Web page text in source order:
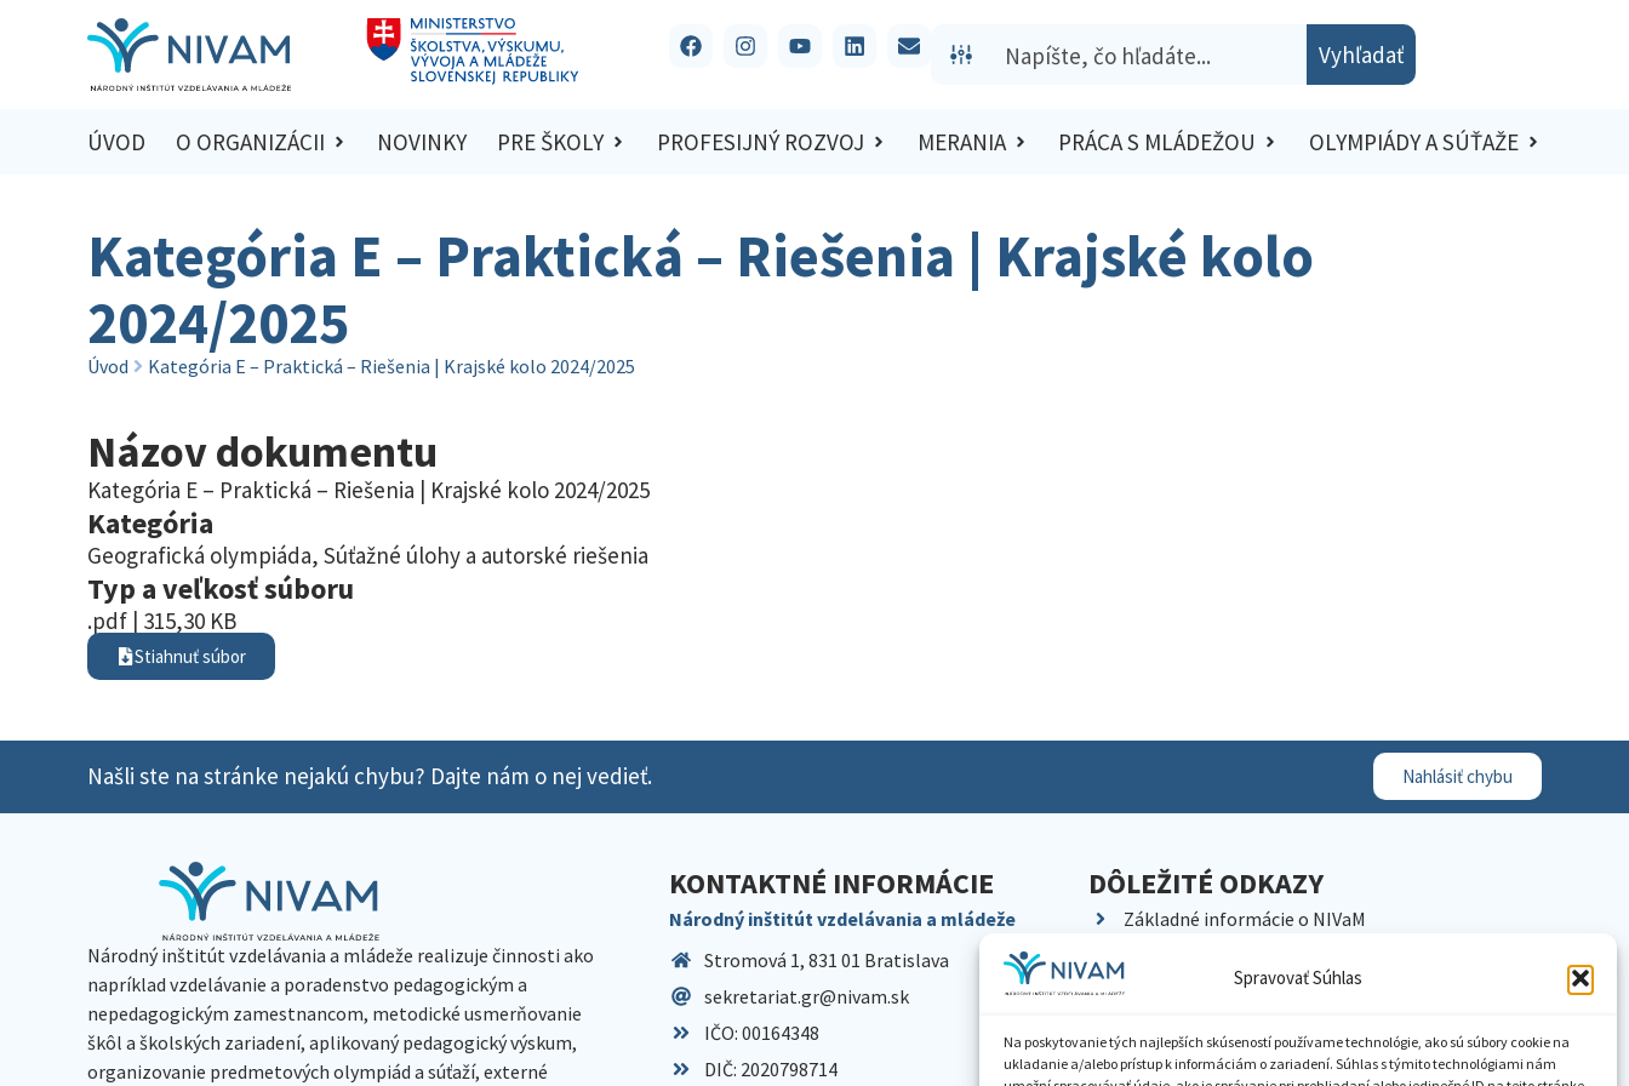
Spravovať Súhlas
Na poskytovanie tých najlepších skúseností používame technológie, ako sú súbory cookie na
ukladanie a/alebo prístup k informáciám o zariadení. Súhlas s týmito technológiami nám
Vyhľadať
ÚVOD O ORGANIZÁCII NOVINKY PRE ŠKOLY PROFESIJNÝ ROZVOJ MERANIA PRÁCA S MLÁDEŽOU OLYMPIÁDY A SÚŤAŽE
Kategória E – Praktická – Riešenia | Krajské kolo
2024/2025
Úvod Kategória E – Praktická – Riešenia | Krajské kolo 2024/2025
Názov dokumentu
Kategória E – Praktická – Riešenia | Krajské kolo 2024/2025
Kategória
Geografická olympiáda, Súťažné úlohy a autorské riešenia
Typ a veľkosť súboru
.pdf | 315,30 KB
Stiahnuť súbor
Našli ste na stránke nejakú chybu? Dajte nám o nej vedieť. Nahlásiť chybu
Národný inštitút vzdelávania a mládeže realizuje činnosti ako
napríklad vzdelávanie a poradenstvo pedagogickým a
nepedagogickým zamestnancom, metodické usmerňovanie
škôl a školských zariadení, aplikovaný pedagogický výskum,
organizovanie predmetových olympiád a súťaží, externé
KONTAKTNÉ INFORMÁCIE
Národný inštitút vzdelávania a mládeže
Stromová 1, 831 01 Bratislava
sekretariat.gr@nivam.sk
IČO: 00164348
DIČ: 2020798714
DÔLEŽITÉ ODKAZY
Základné informácie o NIVaM
Kariéra
Pracoviská NIVaM